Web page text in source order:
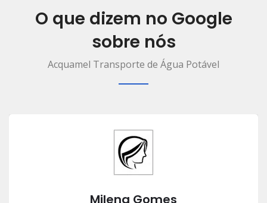
O que dizem no Google
sobre nós
Acquamel Transporte de Água Potável
Milena Gomes